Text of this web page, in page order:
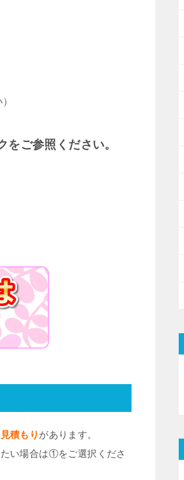
ご参照ください。
積もり があります。
い場合は①をご選択くださ